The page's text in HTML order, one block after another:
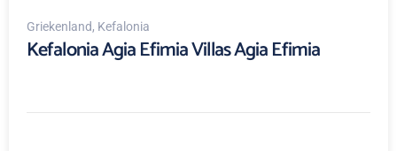
Griekenland, Kefalonia
Kefalonia Agia Efimia Villas Agia Efimia